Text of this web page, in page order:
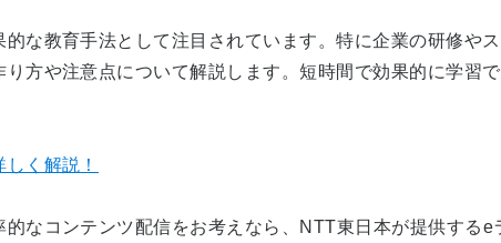
な教育手法として注目されています。特に企業の研修や
方や注意点について解説します。短時間で効果的に学習
く解説！
なコンテンツ配信をお考えなら、 NTT東日本が提供するe